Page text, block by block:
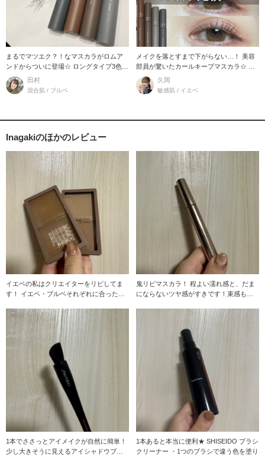
まるでマツエク？！なマスカラがロムア
ンドからついに登場☆ ロングタイプ3色ボ
リュームタイプ
田村
混合肌 / ブルベ
メイクを落とすまで下がらない…！ 美容
部員が驚いたカールキープマスカラ☆ 【r
om&nd
久岡
敏感肌 / イエベ
Inagakiのほかのレビュー
イエベの私はクリエイターをリピしてま
す！ イエベ・ブルベそれぞれに合った色
鬼リピマスカラ！ 程よい濡れ感と、だま
にならないツヤ感がすきです！束感も自
1本でささっとアイメイクが自然に簡単！
少し大きそうに見えるアイシャドウブラ
1本あると本当に便利★ SHISEIDO ブラシ
クリーナー ・1つのブラシで違う色を塗り